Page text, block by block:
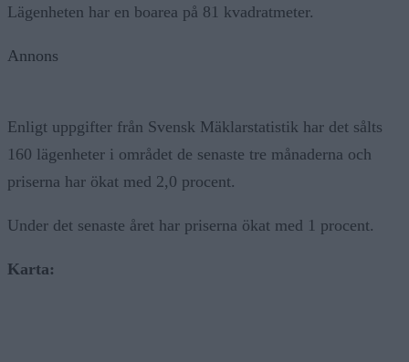
Lägenheten har en boarea på 81 kvadratmeter.
Annons
Enligt uppgifter från Svensk Mäklarstatistik har det sålts
160 lägenheter i området de senaste tre månaderna och
priserna har ökat med 2,0 procent.
Under det senaste året har priserna ökat med 1 procent.
Karta: